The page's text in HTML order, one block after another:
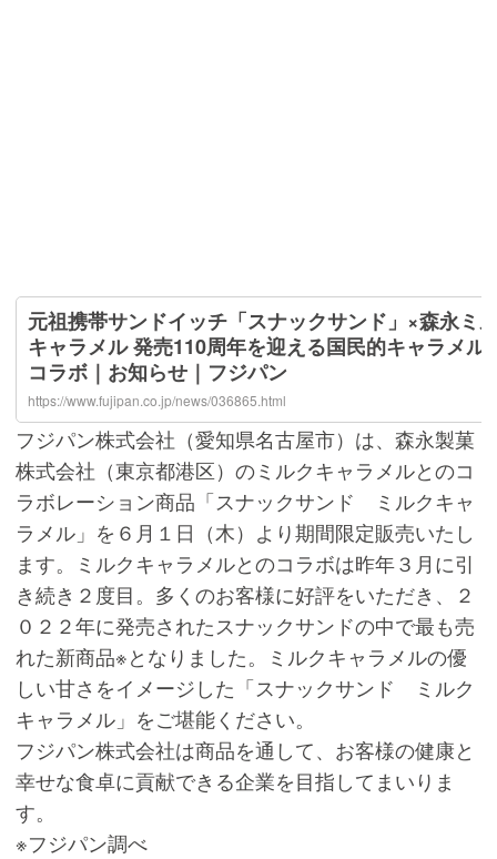
フジパン株式会社（愛知県名古屋市）は、森永製菓
株式会社（東京都港区）のミルクキャラメルとのコ
ラボレーション商品「スナックサンド ミルクキャ
ラメル」を６月１日（木）より期間限定販売いたし
ます。ミルクキャラメルとのコラボは昨年３月に引
き続き２度目。多くのお客様に好評をいただき、２
０２２年に発売されたスナックサンドの中で最も売
れた新商品※となりました。ミルクキャラメルの優
しい甘さをイメージした「スナックサンド ミルク
キャラメル」をご堪能ください。
フジパン株式会社は商品を通して、お客様の健康と
幸せな食卓に貢献できる企業を目指してまいりま
す。
※フジパン調べ